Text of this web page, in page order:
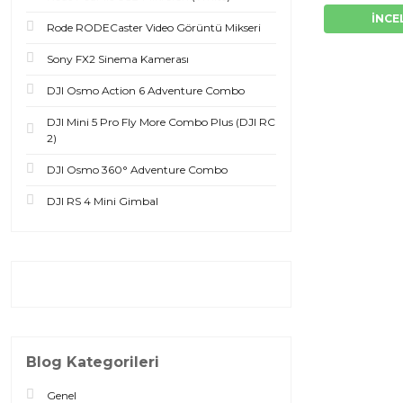
Rode RODECaster Video Görüntü Mikseri
Sony FX2 Sinema Kamerası
DJI Osmo Action 6 Adventure Combo
DJI Mini 5 Pro Fly More Combo Plus (DJI RC
2)
DJI Osmo 360° Adventure Combo
DJI RS 4 Mini Gimbal
Blog Kategorileri
Genel